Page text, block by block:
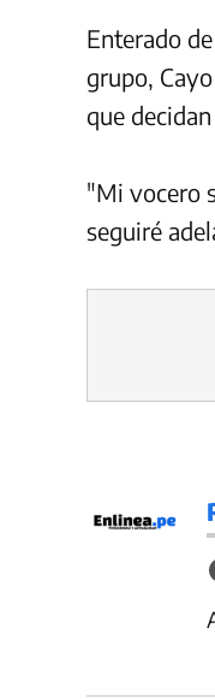
Enterado
grupo,
que
"Mi vocero
seguiré